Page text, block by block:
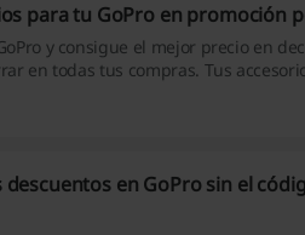
para tu GoPro en promoción
y consigue el mejor precio en
en todas tus compras. Tus
descuentos en GoPro sin el